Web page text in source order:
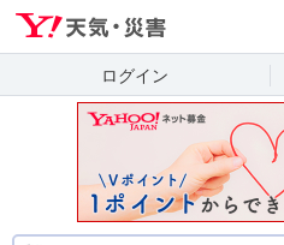
ログイン